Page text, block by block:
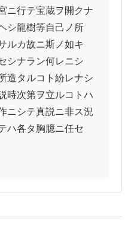
ニ行テ宝蔵ヲ開クナ
シ龍樹等自己ノ所
ルカ故ニ斯ノ如キ
シナラン何レニシ
造タルコト紛レナシ
時次第ヲ立ルコトハ
ニシテ真説ニ非ス況
ハ各タ胸臆ニ任セ